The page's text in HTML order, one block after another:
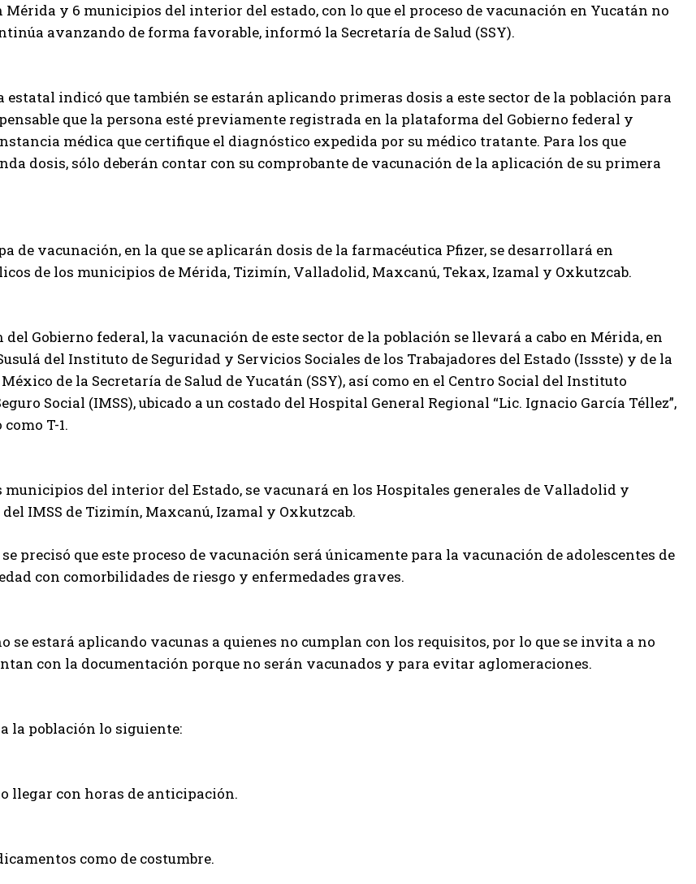
Mérida y 6 municipios del interior del estado, con lo que el proceso de vacunación en Yucatán no
avanzando de forma favorable, informó la Secretaría de Salud (SSY).
estatal indicó que también se estarán aplicando primeras dosis a este sector de la población para
que la persona esté previamente registrada en la plataforma del Gobierno federal y
médica que certifique el diagnóstico expedida por su médico tratante. Para los que
dosis, sólo deberán contar con su comprobante de vacunación de la aplicación de su primera
de vacunación, en la que se aplicarán dosis de la farmacéutica Pfizer, se desarrollará en
de los municipios de Mérida, Tizimín, Valladolid, Maxcanú, Tekax, Izamal y Oxkutzcab.
Gobierno federal, la vacunación de este sector de la población se llevará a cabo en Mérida, en
del Instituto de Seguridad y Servicios Sociales de los Trabajadores del Estado (Issste) y de la
de la Secretaría de Salud de Yucatán (SSY), así como en el Centro Social del Instituto
Social (IMSS), ubicado a un costado del Hospital General Regional “Lic. Ignacio García Téllez”,
T-1.
municipios del interior del Estado, se vacunará en los Hospitales generales de Valladolid y
IMSS de Tizimín, Maxcanú, Izamal y Oxkutzcab.
precisó que este proceso de vacunación será únicamente para la vacunación de adolescentes de
edad con comorbilidades de riesgo y enfermedades graves.
se estará aplicando vacunas a quienes no cumplan con los requisitos, por lo que se invita a no
con la documentación porque no serán vacunados y para evitar aglomeraciones.
la población lo siguiente:
llegar con horas de anticipación.
como de costumbre.